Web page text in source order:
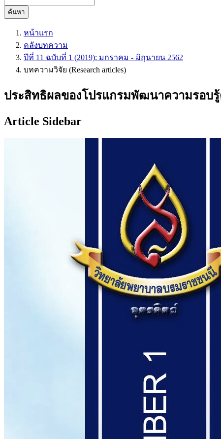
ค้นหา
หน้าแรก
คลังบทความ
ปีที่ 11 ฉบับที่ 1 (2019): มกราคม - มิถุนายน 2562
บทความวิจัย (Research articles)
ประสิทธิผลของโปรแกรมพัฒนาความรอบ
Article Sidebar